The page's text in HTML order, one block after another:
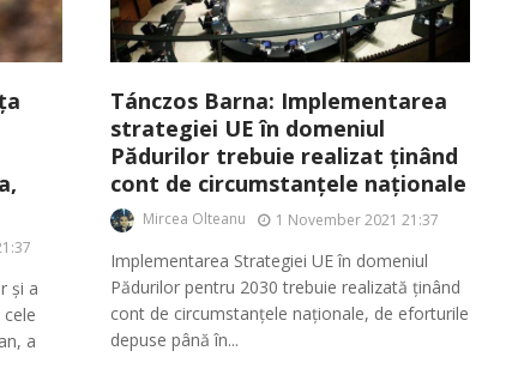
și a
a
Tánczos Barna: Implementarea
strategiei UE în domeniul
Pădurilor trebuie realizat ținând
cont de circumstanțele naționale
Mircea Olteanu 1 November 2021 21:37
Implementarea Strategiei UE în domeniul
Pădurilor pentru 2030 trebuie realizată ținând
cont de circumstanțele naționale, de eforturile
depuse până în...